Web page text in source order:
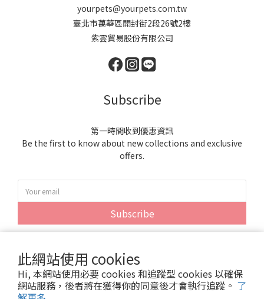
此網站使用 cookies
Hi, 本網站使用必要 cookies 和追蹤型 cookies 以確保
網站服務，後者將在獲得你的同意後才會執行追蹤。 了
yourpets@yourpets.com.tw
臺北市萬華區開封街2段26號2樓
紫雲貿易股份有限公司
Subscribe
第一時間收到優惠資訊
Be the first to know about new collections and exclusive
offers.
Subscribe